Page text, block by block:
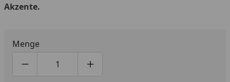
Akzente.
Menge
Produktmenge um eins verringern
Produktmenge manuell eingeben
Produktmenge um eins erhöhen